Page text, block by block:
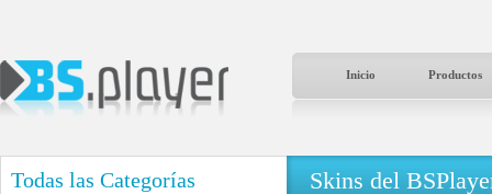
Inicio Productos
Todas las Categorías Skins del